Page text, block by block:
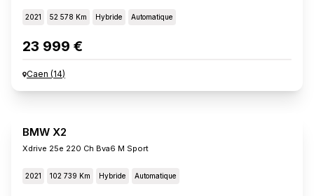
2021 52 578 Km Hybride Automatique
23 999 €
Caen (14)
BMW X2
Xdrive 25e 220 Ch Bva6 M Sport
2021 102 739 Km Hybride Automatique